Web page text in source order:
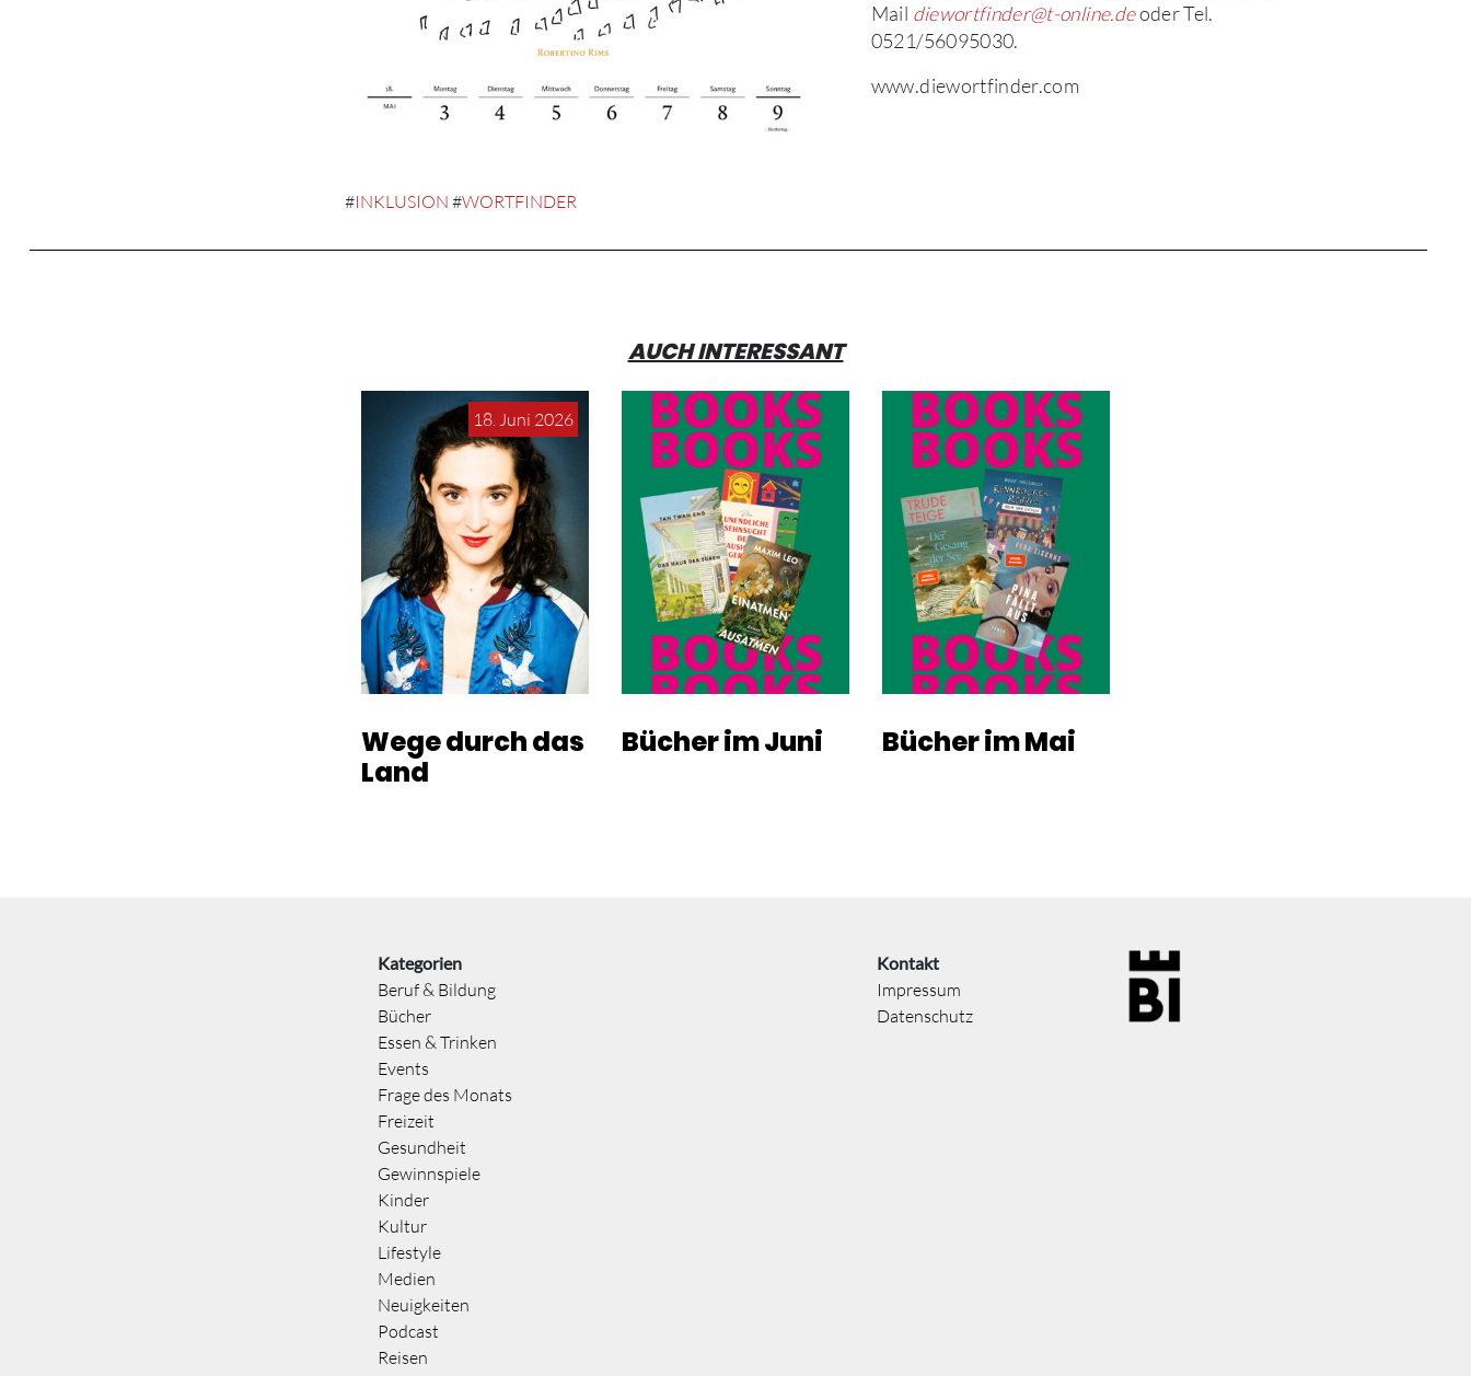
Mail diewortfinder@t-online.deoder Tel.
0521/56095030.
www.diewortfinder.com
#INKLUSION #WORTFINDER
AUCH INTERESSANT
18. Juni 2026
Wege durch das
Land
Bücher im Juni Bücher im Mai
Kategorien
Beruf & Bildung
Bücher
Essen & Trinken
Events
Frage des Monats
Freizeit
Gesundheit
Gewinnspiele
Kinder
Kultur
Lifestyle
Medien
Neuigkeiten
Podcast
Reisen
Kontakt
Impressum
Datenschutz